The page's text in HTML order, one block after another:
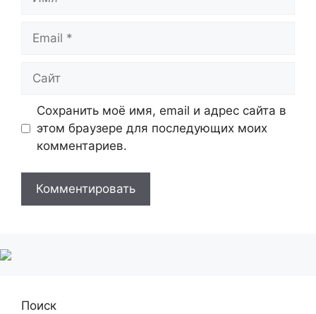
Сохранить моё имя, email и адрес сайта в
этом браузере для последующих моих
комментариев.
Поиск